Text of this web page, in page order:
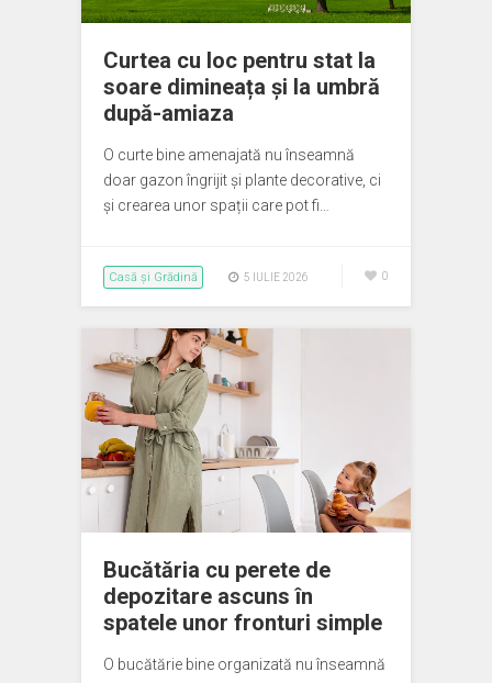
Curtea cu loc pentru stat la
soare dimineața și la umbră
după-amiaza
O curte bine amenajată nu înseamnă
doar gazon îngrijit și plante decorative, ci
și crearea unor spații care pot fi…
Casă și Grădină 5 IULIE 2026 0
Bucătăria cu perete de
depozitare ascuns în
spatele unor fronturi simple
O bucătărie bine organizată nu înseamnă